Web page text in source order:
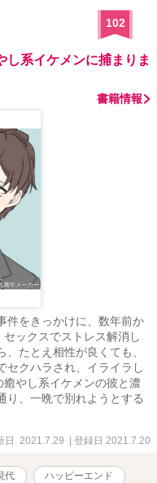
102
し系イケメンに捕まりま
書籍情報
件をきっかけに、数年前か
ックスでストレス解消し
たとえ相性が良くても、
セクハラされ、イライラし
やし系イケメンの彼と濃
り、一晩で別れようとする
日 2021.7.29 | 登録日 2021.7.20
代 ハッピーエンド